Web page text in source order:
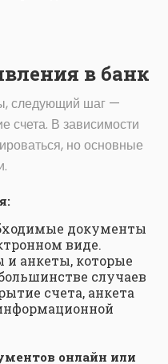
в банк
следующий шаг —
счета. В зависимости
но основные
документы
виде.
и анкеты, которые
случаев
счета, анкета
онлайн или